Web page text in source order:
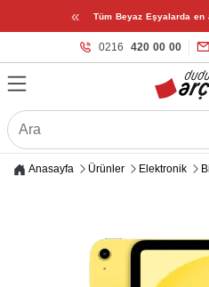
« Tüm Beyaz Eşyalarda en
0216 420 00 00
Anasayfa Ürünler Elektronik